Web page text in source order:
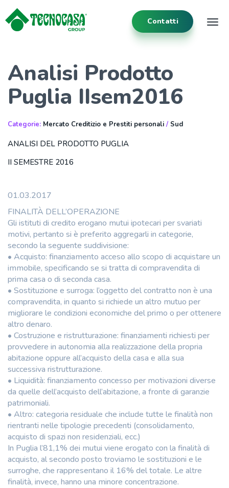
Contatti
Analisi Prodotto
Puglia IIsem2016
Categorie: Mercato Creditizio e Prestiti personali / Sud
ANALISI DEL PRODOTTO PUGLIA
II SEMESTRE 2016
01.03.2017
FINALITÀ DELL’OPERAZIONE
Gli istituti di credito erogano mutui ipotecari per svariati
motivi, pertanto si è preferito aggregarli in categorie,
secondo la seguente suddivisione:
• Acquisto: finanziamento acceso allo scopo di acquistare un
immobile, specificando se si tratta di compravendita di
prima casa o di seconda casa.
• Sostituzione e surroga: l’oggetto del contratto non è una
compravendita, in quanto si richiede un altro mutuo per
migliorare le condizioni economiche del primo o per ottenere
altro denaro.
• Costruzione e ristrutturazione: finanziamenti richiesti per
provvedere in autonomia alla realizzazione della propria
abitazione oppure all’acquisto della casa e alla sua
successiva ristrutturazione.
• Liquidità: finanziamento concesso per motivazioni diverse
da quelle dell’acquisto dell’abitazione, a fronte di garanzie
patrimoniali.
• Altro: categoria residuale che include tutte le finalità non
rientranti nelle tipologie precedenti (consolidamento,
acquisto di spazi non residenziali, ecc.)
In Puglia l’81,1% dei mutui viene erogato con la finalità di
acquisto, al secondo posto troviamo le sostituzioni e le
surroghe, che rappresentano il 16% del totale. Le altre
finalità, invece, hanno una minore concentrazione.